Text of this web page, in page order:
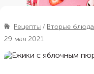
Рецепты Вторые блюда
29 мая 2021